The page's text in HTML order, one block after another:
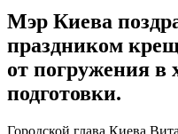
Мэр Киева
праздником
от погружения в
подготовки.
Городской глава Киева